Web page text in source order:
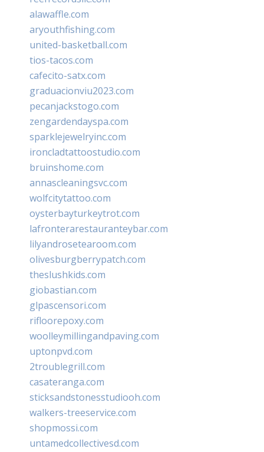
alawaffle.com
aryouthfishing.com
united-basketball.com
tios-tacos.com
cafecito-satx.com
graduacionviu2023.com
pecanjackstogo.com
zengardendayspa.com
sparklejewelryinc.com
ironcladtattoostudio.com
bruinshome.com
annascleaningsvc.com
wolfcitytattoo.com
oysterbayturkeytrot.com
lafronterarestauranteybar.com
lilyandrosetearoom.com
olivesburgberrypatch.com
theslushkids.com
giobastian.com
glpascensori.com
rifloorepoxy.com
woolleymillingandpaving.com
uptonpvd.com
2troublegrill.com
casateranga.com
sticksandstonesstudiooh.com
walkers-treeservice.com
shopmossi.com
untamedcollectivesd.com